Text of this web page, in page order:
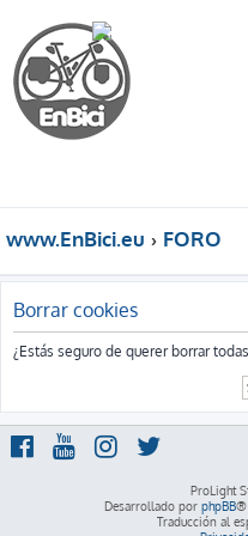
www.EnBici.eu FORO
Borrar cookies
¿Estás seguro de querer borrar
ProLight
Desarrollado por phpBB®
Traducción al